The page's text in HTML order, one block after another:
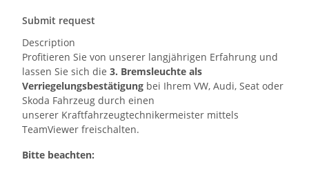
Submit request
Description
Profitieren Sie von unserer langjährigen Erfahrung und
lassen Sie sich die 3. Bremsleuchte als
Verriegelungsbestätigung bei Ihrem VW, Audi, Seat oder
Skoda Fahrzeug durch einen
unserer Kraftfahrzeugtechnikermeister mittels
TeamViewer freischalten.
Bitte beachten: